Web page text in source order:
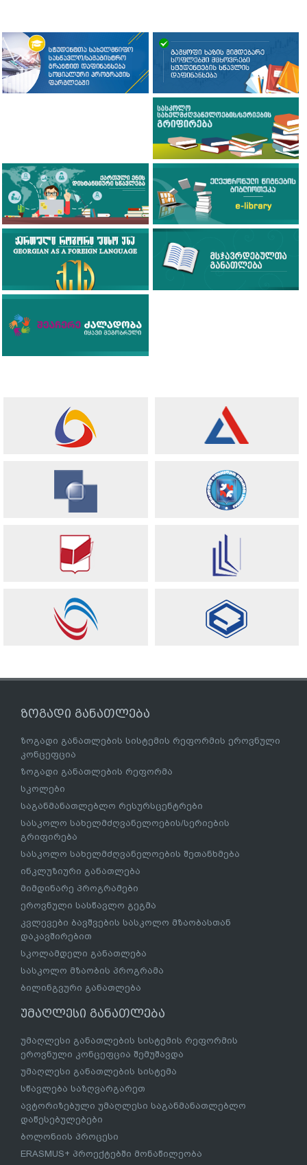
ზოგადი განათლება
ზოგადი განათლების სისტემის რეფორმის ეროვნული
კონცეფცია
ზოგადი განათლების რეფორმა
სკოლები
საგანმანათლებლო რესურსცენტრები
სასკოლო სახელმძღვანელოების/სერიების
გრიფირება
სასკოლო სახელმძღვანელოების შეთანხმება
ინკლუზიური განათლება
მიმდინარე პროგრამები
ეროვნული სასწავლო გეგმა
კვლევები ბავშვების სასკოლო მზაობასთან
დაკავშირებით
სკოლამდელი განათლება
სასკოლო მზაობის პროგრამა
ბილინგვური განათლება
უმაღლესი განათლება
უმაღლესი განათლების სისტემის რეფორმის
ეროვნული კონცეფცია შემუშავდა
უმაღლესი განათლების სისტემა
სწავლება საზღვარგარეთ
ავტორიზებული უმაღლესი საგანმანათლებლო
დაწესებულებები
ბოლონიის პროცესი
ERASMUS+ პროექტებში მონაწილეობა